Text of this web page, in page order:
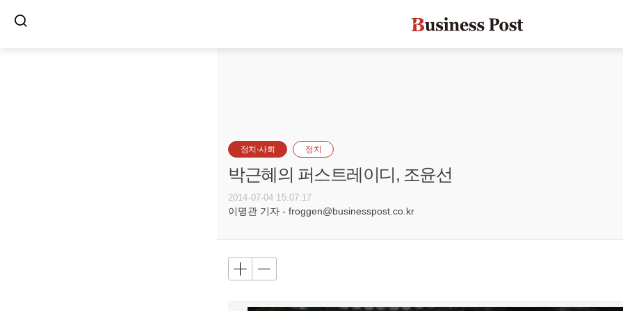
정치·사회 정치
박근혜의 퍼스트레이디, 조윤선
2014-07-04 15:07:17
이명관 기자 - froggen@businesspost.co.kr